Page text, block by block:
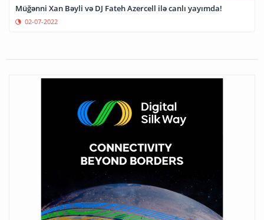
Müğənni Xan Bəyli və DJ Fateh Azercell ilə canlı yayımda!
02-07-2022